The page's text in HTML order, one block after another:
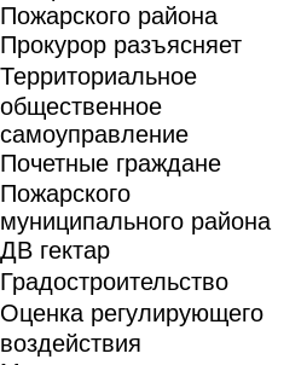
Пожарского района
Прокурор разъясняет
Территориальное
общественное
самоуправление
Почетные граждане
Пожарского
муниципального района
ДВ гектар
Градостроительство
Оценка регулирующего
воздействия